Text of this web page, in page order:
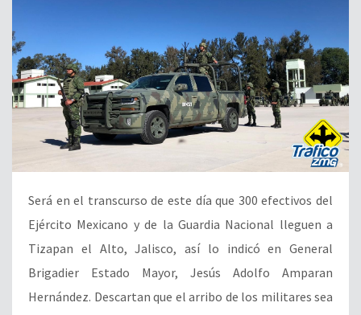
Será en el transcurso de este día que 300 efectivos del
Ejército Mexicano y de la Guardia Nacional lleguen a
Tizapan el Alto, Jalisco, así lo indicó en General
Brigadier Estado Mayor, Jesús Adolfo Amparan
Hernández. Descartan que el arribo de los militares sea